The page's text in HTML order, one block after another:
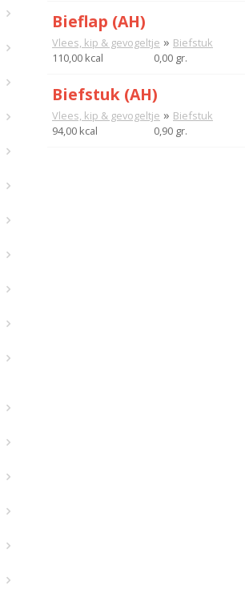
Bieflap (AH)
Vlees, kip & gevogeltje » Biefstuk
110,00 kcal
0,00 gr.
Biefstuk (AH)
Vlees, kip & gevogeltje » Biefstuk
94,00 kcal
0,90 gr.